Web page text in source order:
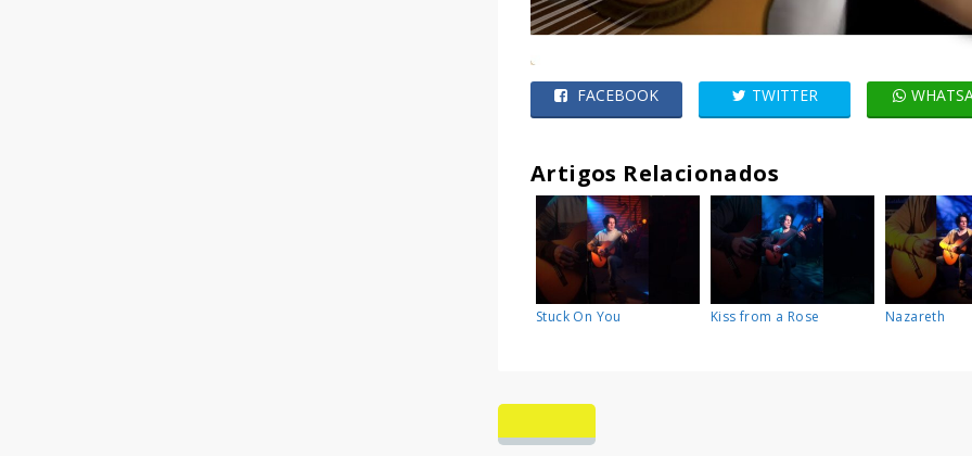
FACEBOOK TWITTER
Artigos Relacionados
Stuck On You Kiss from a Rose Nazareth